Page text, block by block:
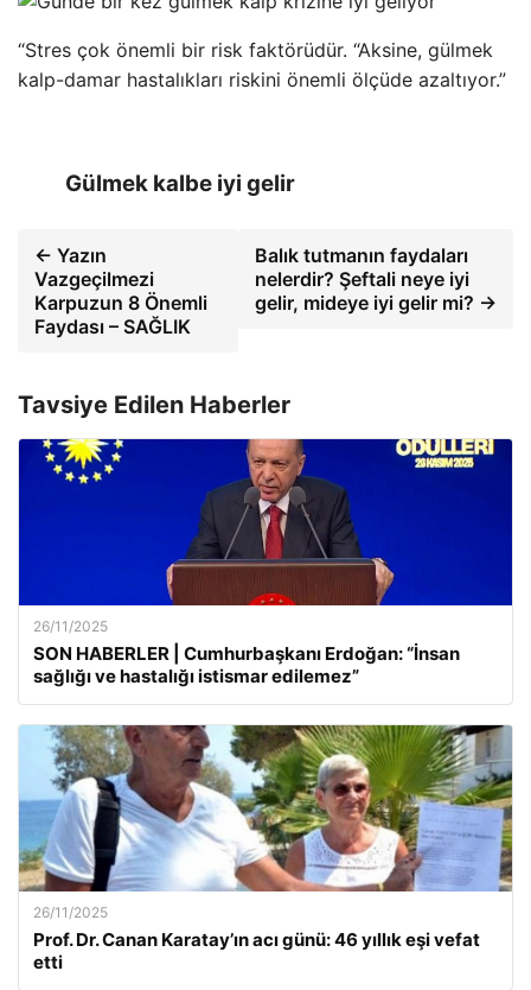
“Stres çok önemli bir risk faktörüdür. “Aksine, gülmek
kalp-damar hastalıkları riskini önemli ölçüde azaltıyor.”
Gülmek kalbe iyi gelir
← Yazın
Vazgeçilmezi
Karpuzun 8 Önemli
Faydası – SAĞLIK
Balık tutmanın faydaları
nelerdir? Şeftali neye iyi
gelir, mideye iyi gelir mi? →
Tavsiye Edilen Haberler
26/11/2025
SON HABERLER | Cumhurbaşkanı Erdoğan: “İnsan
sağlığı ve hastalığı istismar edilemez”
26/11/2025
Prof. Dr. Canan Karatay’ın acı günü: 46 yıllık eşi vefat
etti